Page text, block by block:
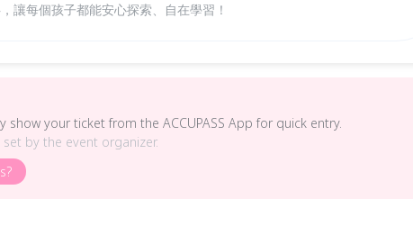
讓每個孩子都能安心探索、自在學習！
show your ticket from the ACCUPASS App for quick entry.
by the event organizer.